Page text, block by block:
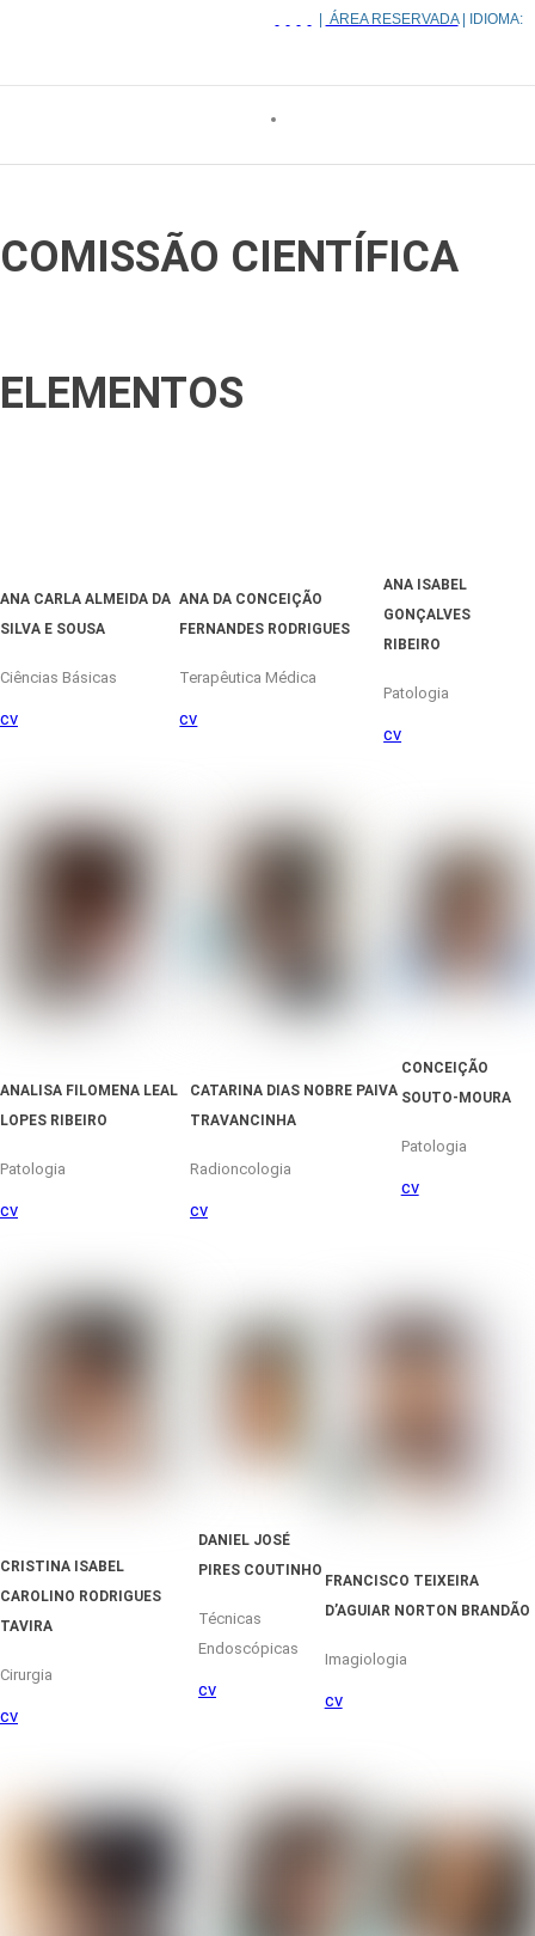
ÁREA RESERVADA| IDIOMA:
COMISSÃO CIENTÍFICA
ELEMENTOS
ANA CARLA ALMEIDA DA
SILVA E SOUSA
Ciências Básicas
cv
ANA DA CONCEIÇÃO
FERNANDES RODRIGUES
Terapêutica Médica
cv
ANA ISABEL
GONÇALVES
RIBEIRO
Patologia
cv
ANALISA FILOMENA LEAL
LOPES RIBEIRO
Patologia
cv
CATARINA DIAS NOBRE PAIVA
TRAVANCINHA
Radioncologia
cv
CONCEIÇÃO
SOUTO-MOURA
Patologia
cv
CRISTINA ISABEL
CAROLINO RODRIGUES
TAVIRA
Cirurgia
cv
DANIEL JOSÉ
PIRES COUTINHO
Técnicas
Endoscópicas
cv
FRANCISCO TEIXEIRA
D’AGUIAR NORTON BRANDÃO
Imagiologia
cv